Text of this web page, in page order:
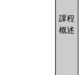
課程
概述